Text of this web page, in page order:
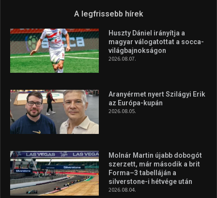
A legfrissebb hírek
Huszty Dániel irányítja a
magyar válogatottat a socca-
világbajnokságon
2026.08.07.
Aranyérmet nyert Szilágyi Erik
az Európa-kupán
2026.08.05.
Molnár Martin újabb dobogót
szerzett, már második a brit
Forma–3 tabelláján a
silverstone-i hétvége után
2026.08.04.